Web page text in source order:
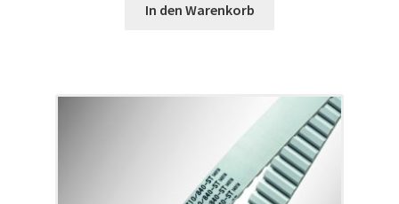
war:
ist:
In den Warenkorb